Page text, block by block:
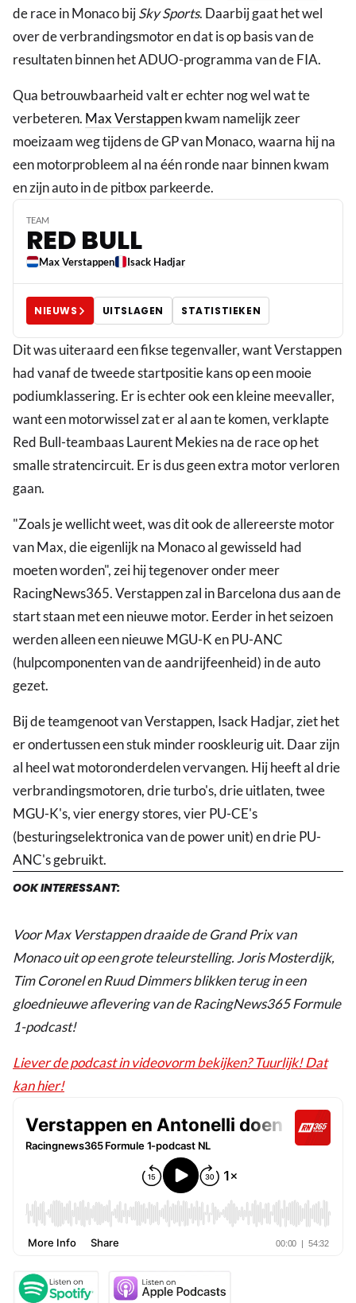
de race in Monaco bijSky Sports. Daarbij gaat het wel
over de verbrandingsmotor en dat is op basis van de
resultaten binnen het ADUO-programma van de FIA.
Qua betrouwbaarheid valt er echter nog wel wat te
verbeteren. Max Verstappenkwam namelijk zeer
moeizaam weg tijdens de GP van Monaco, waarna hij na
een motorprobleem al na één ronde naar binnen kwam
en zijn auto in de pitbox parkeerde.
TEAM
RED BULL
Max Verstappen Isack Hadjar
NIEUWS UITSLAGEN STATISTIEKEN
Dit was uiteraard een fikse tegenvaller, want Verstappen
had vanaf de tweede startpositie kans op een mooie
podiumklassering. Er is echter ook een kleine meevaller,
want een motorwissel zat er al aan te komen, verklapte
Red Bull-teambaas Laurent Mekies na de race op het
smalle stratencircuit. Er is dus geen extra motor verloren
gaan.
"Zoals je wellicht weet, was dit ook de allereerste motor
van Max, die eigenlijk na Monaco al gewisseld had
moeten worden", zei hij tegenover onder meer
RacingNews365. Verstappen zal in Barcelona dus aan de
start staan met een nieuwe motor. Eerder in het seizoen
werden alleen een nieuwe MGU-K en PU-ANC
(hulpcomponenten van de aandrijfeenheid) in de auto
gezet.
Bij de teamgenoot van Verstappen, Isack Hadjar, ziet het
er ondertussen een stuk minder rooskleurig uit. Daar zijn
al heel wat motoronderdelen vervangen. Hij heeft al drie
verbrandingsmotoren, drie turbo's, drie uitlaten, twee
MGU-K's, vier energy stores, vier PU-CE's
(besturingselektronica van de power unit) en drie PU-
ANC's gebruikt.
OOK INTERESSANT:
Voor Max Verstappen draaide de Grand Prix van
Monaco uit op een grote teleurstelling. Joris Mosterdijk,
Tim Coronel en Ruud Dimmers blikken terug in een
gloednieuwe aflevering van de RacingNews365 Formule
1-podcast!
Liever de podcast in videovorm bekijken? Tuurlijk! Dat
kan hier!